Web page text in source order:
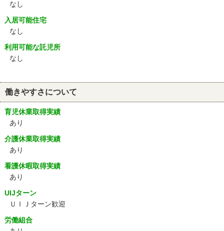
なし
入居可能住宅
なし
利用可能な託児所
なし
働きやすさについて
育児休業取得実績
あり
介護休業取得実績
あり
看護休暇取得実績
あり
UIJターン
ＵＩＪターン歓迎
労働組合